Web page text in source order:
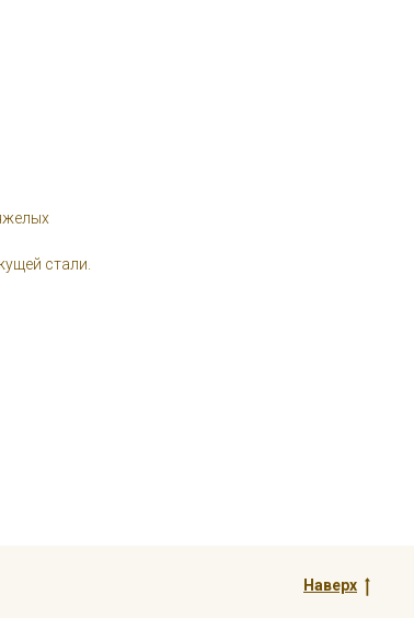
стали.
Наверх